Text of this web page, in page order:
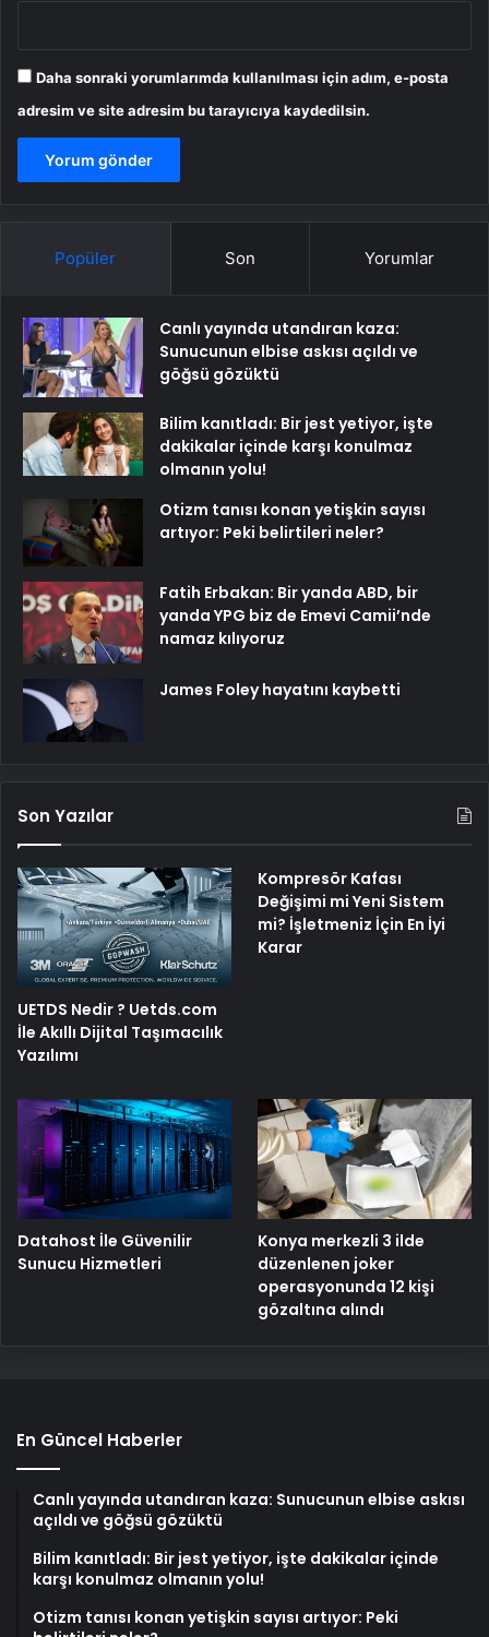
Daha sonraki yorumlarımda kullanılması için adım, e-posta
adresim ve site adresim bu tarayıcıya kaydedilsin.
Popüler Son Yorumlar
Canlı yayında utandıran kaza:
Sunucunun elbise askısı açıldı ve
göğsü gözüktü
Bilim kanıtladı: Bir jest yetiyor, işte
dakikalar içinde karşı konulmaz
olmanın yolu!
Otizm tanısı konan yetişkin sayısı
artıyor: Peki belirtileri neler?
Fatih Erbakan: Bir yanda ABD, bir
yanda YPG biz de Emevi Camii’nde
namaz kılıyoruz
James Foley hayatını kaybetti
Son Yazılar
UETDS Nedir ? Uetds.com
İle Akıllı Dijital Taşımacılık
Yazılımı
Kompresör Kafası
Değişimi mi Yeni Sistem
mi? İşletmeniz İçin En İyi
Karar
Datahost İle Güvenilir
Sunucu Hizmetleri
Konya merkezli 3 ilde
düzenlenen joker
operasyonunda 12 kişi
gözaltına alındı
En Güncel Haberler
Canlı yayında utandıran kaza: Sunucunun elbise askısı
açıldı ve göğsü gözüktü
Bilim kanıtladı: Bir jest yetiyor, işte dakikalar içinde
karşı konulmaz olmanın yolu!
Otizm tanısı konan yetişkin sayısı artıyor: Peki